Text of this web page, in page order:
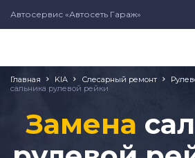
Автосервис «Автосеть Гараж»
Главная KIA Слесарный ремонт
сальника рулевой рейки
Замена